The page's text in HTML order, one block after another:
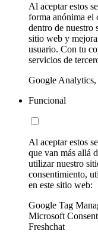
Al aceptar estos
forma anónima el
dentro de nuestro
sitio web y
usuario. Con tu
servicios de
Google
Funcional
Al aceptar estos
que van más allá
utilizar nuestro
consentimiento,
en este sitio web:
Google Tag
Microsoft
Freshchat